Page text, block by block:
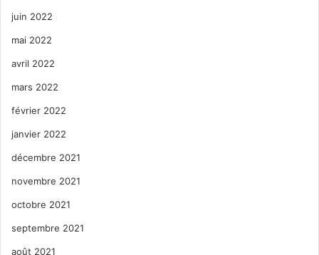
juin 2022
mai 2022
avril 2022
mars 2022
février 2022
janvier 2022
décembre 2021
novembre 2021
octobre 2021
septembre 2021
août 2021